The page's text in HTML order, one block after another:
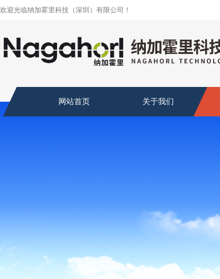
欢迎光临纳加霍里科技（深圳）有限公司！
网站首页 关于我们